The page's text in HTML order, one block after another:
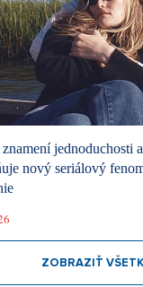
jednoduchosti
nový seriálový
ZOBRAZIŤ